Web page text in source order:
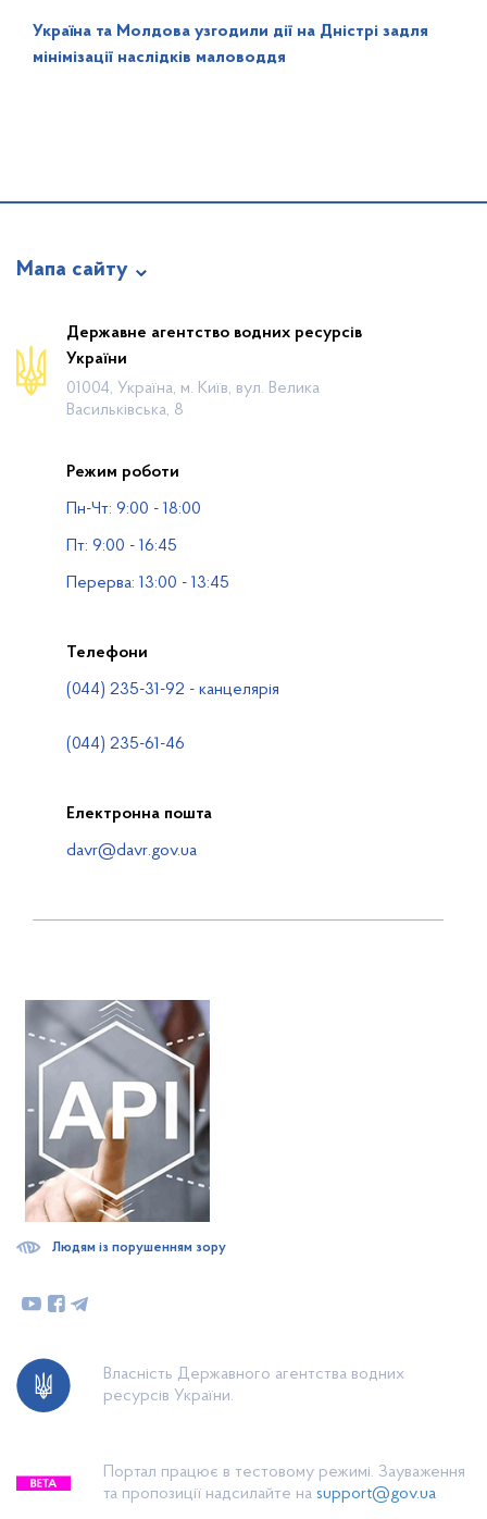
Україна та Молдова узгодили дії на Дністрі задля
мінімізації наслідків маловоддя
Мапа сайту
Про відомство
Діяльність
Громадянам
Публічна інформація
Водогосподарські організації
Державне агентство водних ресурсів
України
01004, Україна, м. Київ, вул. Велика
Васильківська, 8
Режим роботи
Пн-Чт: 9:00 - 18:00
Пт: 9:00 - 16:45
Перерва: 13:00 - 13:45
Телефони
(044) 235-31-92 - канцелярія
(044) 235-61-46
Електронна пошта
davr@davr.gov.ua
Власність Державного агентства водних
ресурсів України.
Портал працює в тестовому режимі. Зауваження
та пропозиції надсилайте на support@gov.ua
Людям із порушенням зору